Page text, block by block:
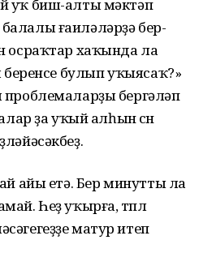
уҡ биш-алты мәктәп
ғаиләләрҙә бер-
осраҡтар хаҡында ла
беренсе булып уҡыясаҡ?»
бергәләп
ҙа уҡый алһын өсөн
айы етә. Бер минутты ла
Һеҙ уҡырға, төплө
матур итеп